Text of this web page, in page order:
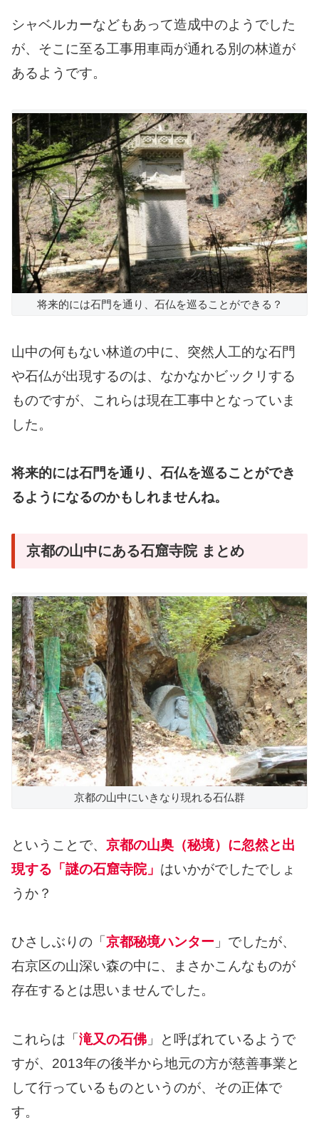
シャベルカーなどもあって造成中のようでした
が、そこに至る工事用車両が通れる別の林道が
あるようです。
将来的には石門を通り、石仏を巡ることができる？
山中の何もない林道の中に、突然人工的な石門
や石仏が出現するのは、なかなかビックリする
ものですが、これらは現在工事中となっていま
した。
将来的には石門を通り、石仏を巡ることができ
るようになるのかもしれませんね。
京都の山中にある石窟寺院 まとめ
京都の山中にいきなり現れる石仏群
ということで、 京都の山奥（秘境）に忽然と出
現する「謎の石窟寺院」 はいかがでしたでしょ
うか？
ひさしぶりの「 京都秘境ハンター 」でしたが、
右京区の山深い森の中に、まさかこんなものが
存在するとは思いませんでした。
これらは「滝又の石佛 」と呼ばれているようで
すが、2013年の後半から地元の方が慈善事業と
して行っているものというのが、その正体で
す。